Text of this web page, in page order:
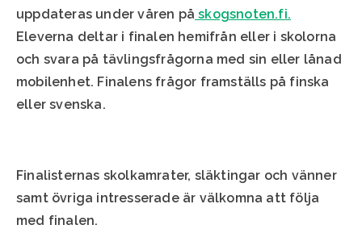
uppdateras under våren på skogsnoten.fi.
Eleverna deltar i finalen hemifrån eller i skolorna
och svara på tävlingsfrågorna med sin eller lånad
mobilenhet. Finalens frågor framställs på finska
eller svenska.
Finalisternas skolkamrater, släktingar och vänner
samt övriga intresserade är välkomna att följa
med finalen.